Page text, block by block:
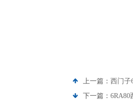
上一篇： 西门子
下一篇： 6RA80